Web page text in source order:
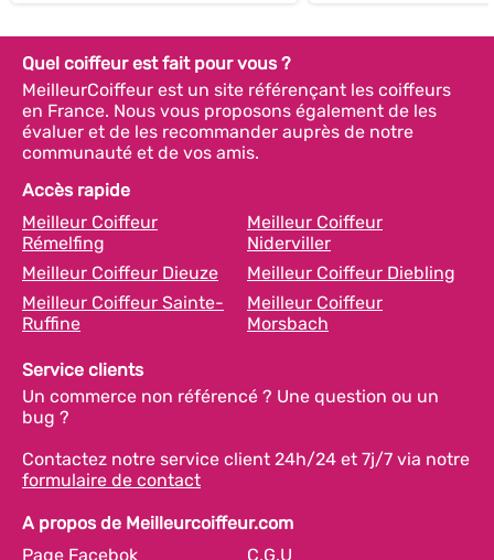
Quel coiffeur est fait pour vous ?
MeilleurCoiffeur est un site référençant les coiffeurs
en France. Nous vous proposons également de les
évaluer et de les recommander auprès de notre
communauté et de vos amis.
Accès rapide
Meilleur Coiffeur
Rémelfing
Meilleur Coiffeur
Niderviller
Meilleur Coiffeur Dieuze
Meilleur Coiffeur Diebling
Meilleur Coiffeur Sainte-
Ruffine
Meilleur Coiffeur
Morsbach
Service clients
Un commerce non référencé ? Une question ou un
bug ?
Contactez notre service client 24h/24 et 7j/7 via notre
formulaire de contact
A propos de Meilleurcoiffeur.com
Page Facebok
C.G.U